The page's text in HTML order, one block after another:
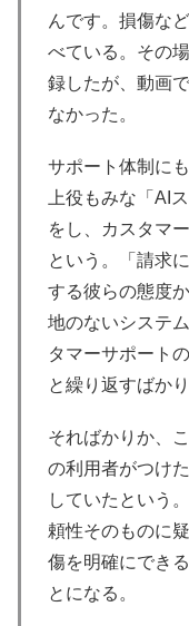
んです。損傷な
べている。その
録したが、動画
なかった。
サポート体制に
上役もみな「AI
をし、カスタマ
という。「請求
する彼らの態度
地のないシステ
タマーサポート
と繰り返すばかり
そればかりか、
の利用者がつけ
していたという
頼性そのものに
傷を明確にでき
とになる。